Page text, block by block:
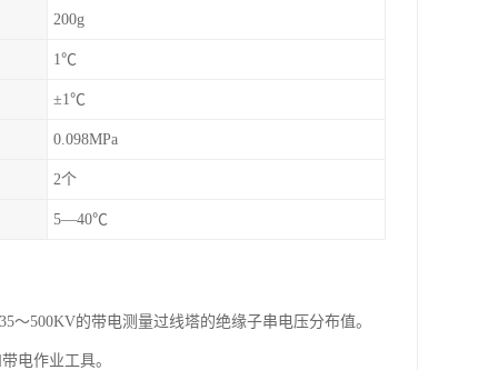
200g
1℃
±1℃
0.098MPa
2个
5—40℃
～500KV的带电测量过线塔的绝缘子串电压分布值。
电作业工具。